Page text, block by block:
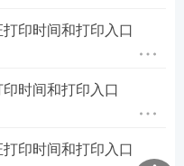
印时间和打印入口
时间和打印入口
印时间和打印入口